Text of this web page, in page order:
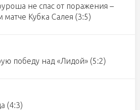
не спас от поражения –
матче Кубка Салея (3:5)
победу над «Лидой» (5:2)
(4:3)